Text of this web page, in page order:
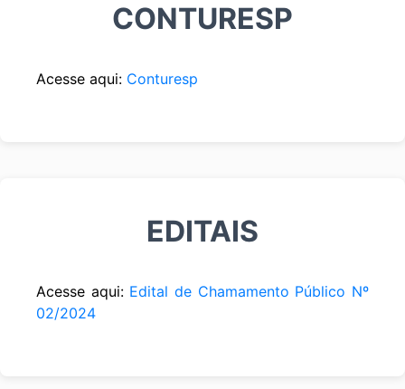
CONTURESP
Acesse aqui: Conturesp
EDITAIS
Acesse aqui: Edital de Chamamento Público Nº
02/2024